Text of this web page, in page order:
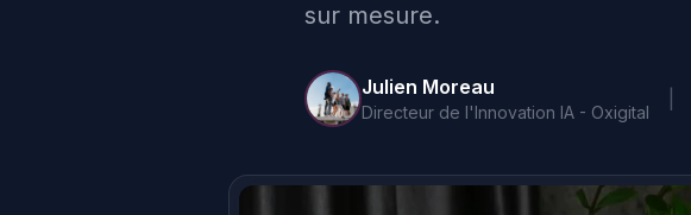
sur mesure.
Julien Moreau
Directeur de l'Innovation IA - Oxigital